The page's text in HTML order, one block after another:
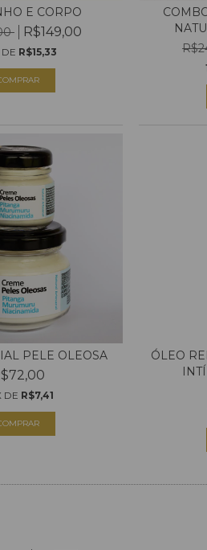
E CORPO
R$149,00
DE R$15,33
PELE OLEOSA
DE R$7,41
ÓLEO